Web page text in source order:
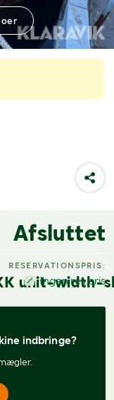
Afsluttet
unit-width-
RESERVATIONSPRIS:
Ingen res.pris
indbringe?